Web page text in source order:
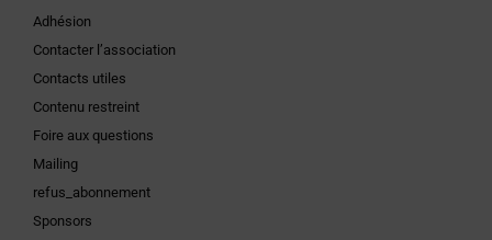
Adhésion
Contacter l’association
Contacts utiles
Contenu restreint
Foire aux questions
Mailing
refus_abonnement
Sponsors